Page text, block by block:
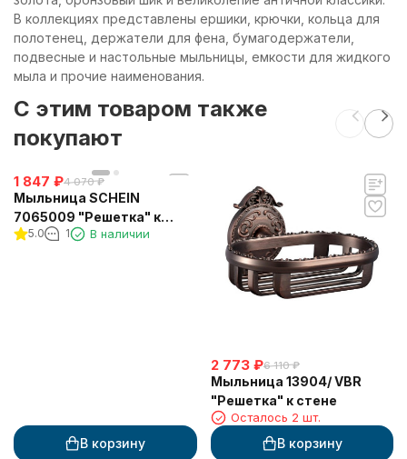
В коллекциях представлены ершики, крючки, кольца для
полотенец, держатели для фена, бумагодержатели,
подвесные и настольные мыльницы, емкости для жидкого
мыла и прочие наименования.
C этим товаром также
покупают
1 847 ₽4 070 ₽
Мыльница SCHEIN
7065009 "Решетка" к
стене
5.0 1 В наличии
В корзину
2 773 ₽6 110 ₽
Мыльница 13904/ VBR
"Решетка" к стене
Осталось 2 шт.
В корзину